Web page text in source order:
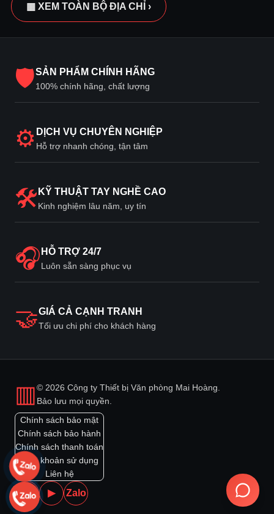
▦ XEM TOÀN BỘ ĐỊA CHỈ ›
🛡SẢN PHẨM CHÍNH HÃNG
100% chính hãng, chất lượng
⚙ DỊCH VỤ CHUYÊN NGHIỆP
Hỗ trợ nhanh chóng, tận tâm
🛠 KỸ THUẬT TAY NGHỀ CAO
Kinh nghiệm lâu năm, uy tín
🎧 HỖ TRỢ 24/7
Luôn sẵn sàng phục vụ
🤝GIÁ CẢ CẠNH TRANH
Tối ưu chi phí cho khách hàng
▥© 2026 Công ty Thiết bị Văn phòng Mai Hoàng.
Bảo lưu mọi quyền.
Chính sách bảo mật
Chính sách bảo hành
Chính sách thanh toán
Điều khoản sử dụng
Liên hệ
f ▶ Zalo